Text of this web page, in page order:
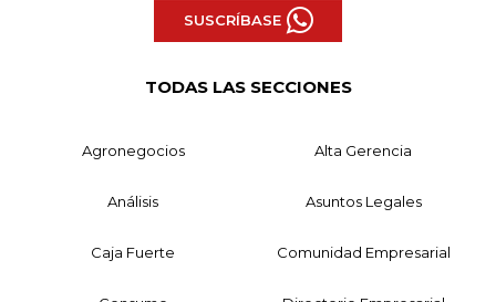
SUSCRÍBASE
TODAS LAS SECCIONES
Agronegocios Alta Gerencia
Análisis Asuntos Legales
Caja Fuerte Comunidad Empresarial